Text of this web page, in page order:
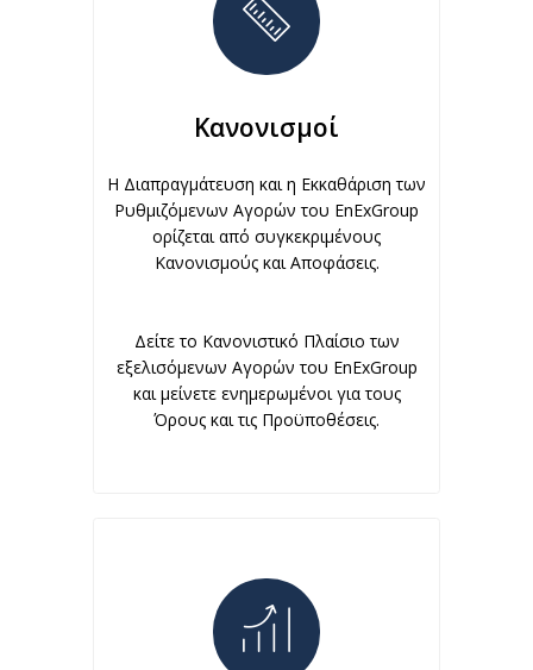
Κανονισμοί
Η Διαπραγμάτευση και η Εκκαθάριση των
Ρυθμιζόμενων Αγορών του EnExGroup
ορίζεται από συγκεκριμένους
Κανονισμούς και Αποφάσεις.
Δείτε το Κανονιστικό Πλαίσιο των
εξελισόμενων Αγορών του EnExGroup
και μείνετε ενημερωμένοι για τους
Όρους και τις Προϋποθέσεις.